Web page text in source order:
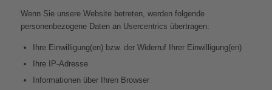
Wenn Sie unsere Website betreten, werden folgende
personenbezogene Daten an Usercentrics übertragen:
Ihre Einwilligung(en) bzw. der Widerruf Ihrer Einwilligung(en)
Ihre IP-Adresse
Informationen über Ihren Browser